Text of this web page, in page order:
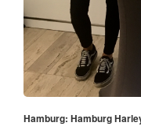
Hamburg: Hamburg